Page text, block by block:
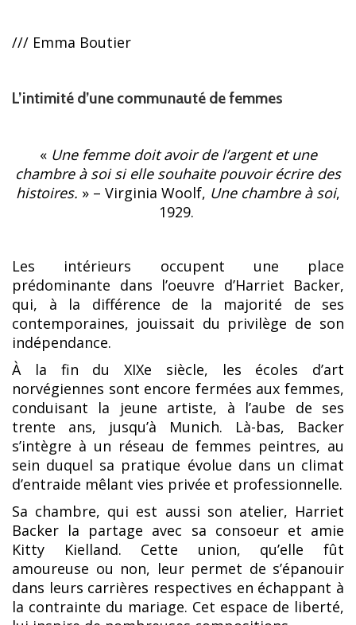
/// Emma Boutier
L’intimité d’une communauté de femmes
« Une femme doit avoir de l’argent et une
chambre à soi si elle souhaite pouvoir écrire des
histoires. » – Virginia Woolf, Une chambre à soi,
1929.
Les intérieurs occupent une place
prédominante dans l’oeuvre d’Harriet Backer,
qui, à la différence de la majorité de ses
contemporaines, jouissait du privilège de son
indépendance.
À la fin du XIXe siècle, les écoles d’art
norvégiennes sont encore fermées aux femmes,
conduisant la jeune artiste, à l’aube de ses
trente ans, jusqu’à Munich. Là-bas, Backer
s’intègre à un réseau de femmes peintres, au
sein duquel sa pratique évolue dans un climat
d’entraide mêlant vies privée et professionnelle.
Sa chambre, qui est aussi son atelier, Harriet
Backer la partage avec sa consoeur et amie
Kitty Kielland. Cette union, qu’elle fût
amoureuse ou non, leur permet de s’épanouir
dans leurs carrières respectives en échappant à
la contrainte du mariage. Cet espace de liberté,